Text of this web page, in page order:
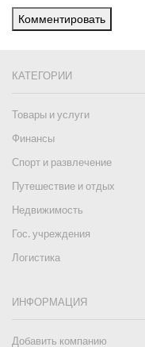
Комментировать
КАТЕГОРИИ
Товары и услуги
Финансы
Спорт и развлечение
Путешествие и отдых
Недвижимость
Гос. учреждения
Логистика
ИНФОРМАЦИЯ
Добавить компанию